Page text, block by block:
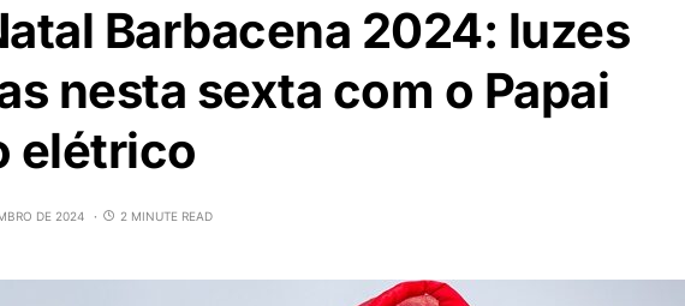
Barbacena 2024: luzes
nesta sexta com o Papai
elétrico
DE 2024 2 MINUTE READ